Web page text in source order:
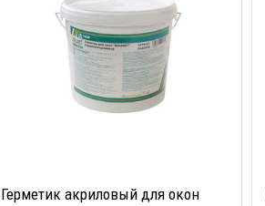
Герметик акриловый для окон